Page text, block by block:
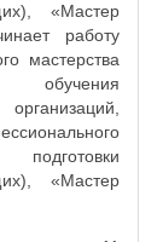
«Мастер
работу
мастерства
обучения
«Мастер